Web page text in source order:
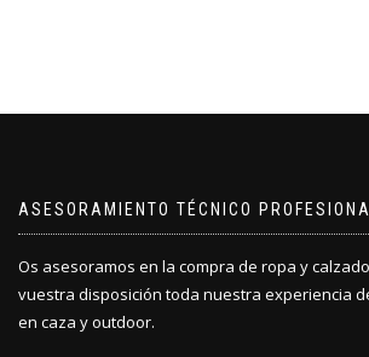
ASESORAMIENTO TÉCNICO
Os asesoramos en la compra de ropa y
vuestra disposición toda nuestra experiencia
en caza y outdoor.